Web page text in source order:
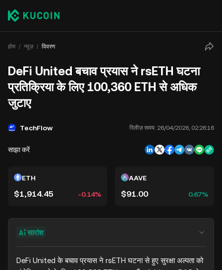
होम न्यूज़ विवरण
DeFi United बचाव प्रयास ने rsETH घटना
प्रतिक्रिया के लिए 100,360 ETH से अधिक
जुटाए
TechFlow रिलीज़ समय: 26/04/2026, 02:26:16
साझा करें
ETH
$1,914.45 -0.14%
AAVE
$91.00 0.67%
सारांश
DeFi United के बचाव प्रयास ने rsETH घटना से हुए सुरक्षा अल्पता को